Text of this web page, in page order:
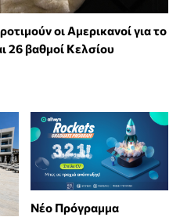
οι Αμερικανοί για το
26 βαθμοί Κελσίου
Νέο Πρόγραμμα